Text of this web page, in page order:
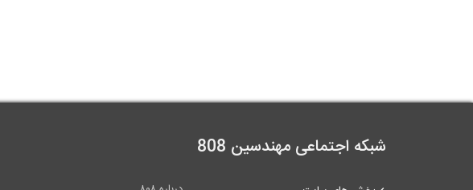
شبکه اجتماعی مهندسین 808